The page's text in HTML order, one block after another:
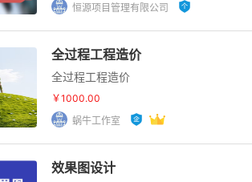
恒源项目管理有限公司
全过程工程造价
全过程工程造价
￥1000.00
蜗牛工作室
效果图设计